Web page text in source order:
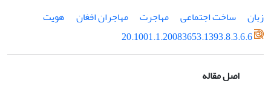
زبان
ساخت اجتماعی مهاجرت مهاجران افغان
هویت
20.1001.1.20083653.1393.8.3.6.6
اصل مقاله